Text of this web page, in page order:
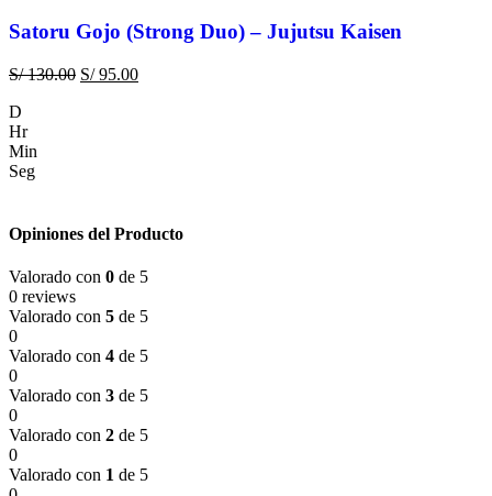
Satoru Gojo (Strong Duo) – Jujutsu Kaisen
S/130.00 S/95.00
D
Hr
Min
Seg
Opiniones del Producto
Valorado con 0 de 5
0 reviews
Valorado con 5 de 5
0
Valorado con 4 de 5
0
Valorado con 3 de 5
0
Valorado con 2 de 5
0
Valorado con 1 de 5